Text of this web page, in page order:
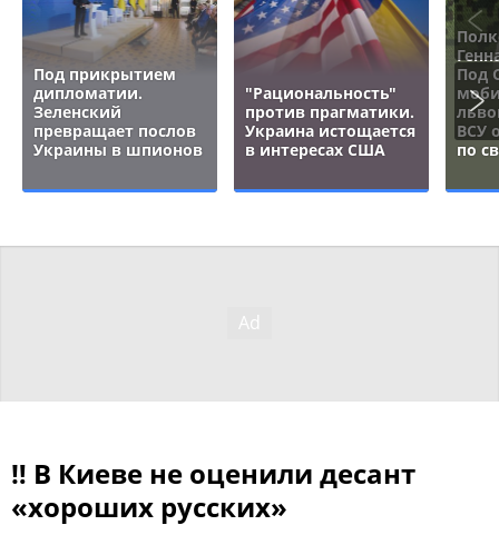
Под прикрытием
дипломатии.
Зеленский
превращает послов
Украины в шпионов
"Рациональность"
против прагматики.
Украина истощается
в интересах США
Под
ВСУ
по
‼ В Киеве не оценили десант
«хороших русских»